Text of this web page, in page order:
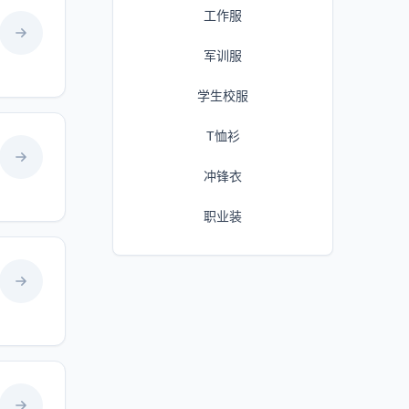
工作服
军训服
学生校服
T恤衫
冲锋衣
职业装